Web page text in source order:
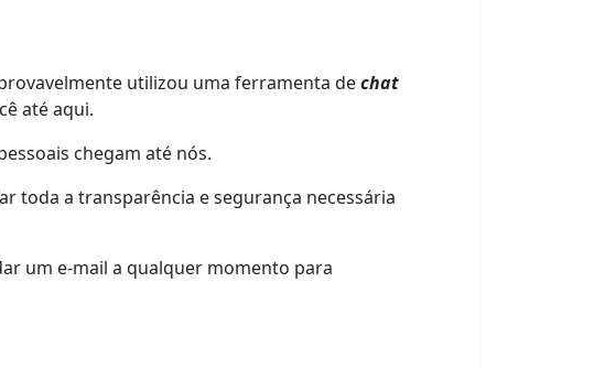
utilizou uma ferramenta dechat
até aqui.
chegam até nós.
toda a transparência e segurança necessária
um e-mail a qualquer momento para